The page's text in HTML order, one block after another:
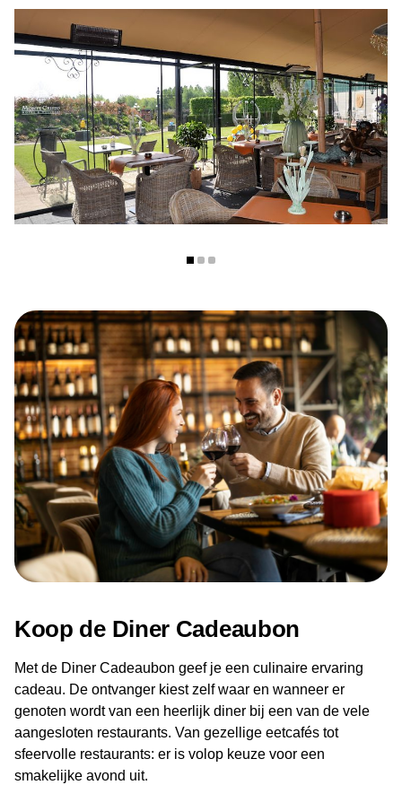
Koop de Diner Cadeaubon
Met de Diner Cadeaubon geef je een culinaire ervaring
cadeau. De ontvanger kiest zelf waar en wanneer er
genoten wordt van een heerlijk diner bij een van de vele
aangesloten restaurants. Van gezellige eetcafés tot
sfeervolle restaurants: er is volop keuze voor een
smakelijke avond uit.